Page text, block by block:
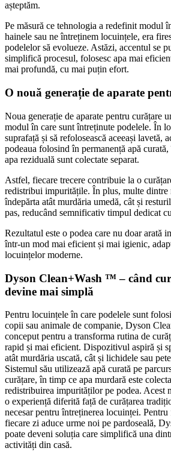
așteptăm.
Pe măsură ce tehnologia a redefinit modul
hainele sau ne întreținem locuințele, era
podelelor să evolueze. Astăzi, accentul se
simplifică procesul, folosesc apa mai
mai profundă, cu mai puțin efort.
O nouă generație de aparate
Noua generație de aparate pentru curățare
modul în care sunt întreținute podelele. În
suprafață și să refolosească aceeași lavetă,
podeaua folosind în permanență apă
apa reziduală sunt colectate separat.
Astfel, fiecare trecere contribuie la o
redistribui impuritățile. În plus, multe dintre
îndepărta atât murdăria umedă, cât și
pas, reducând semnificativ timpul dedicat
Rezultatul este o podea care nu doar arată
într-un mod mai eficient și mai igienic,
locuințelor moderne.
Dyson Clean+Wash ™ – când
devine mai simplă
Pentru locuințele în care podelele sunt
copii sau animale de companie, Dyson
conceput pentru a transforma rutina de
rapid și mai eficient. Dispozitivul aspiră și
atât murdăria uscată, cât și lichidele sau
Sistemul său utilizează apă curată pe
curățare, în timp ce apa murdară este
redistribuirea impurităților pe podea. Acest
o experiență diferită față de curățarea
necesar pentru întreținerea locuinței.
fiecare zi aduce urme noi pe pardoseală,
poate deveni soluția care simplifică una
activități din casă.